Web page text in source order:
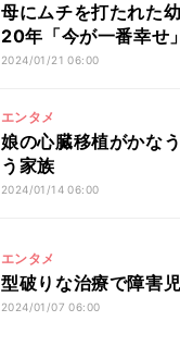
母にムチを打たれた
20年「今が一番幸せ」
2024/01/21 06:00
エンタメ
娘の心臓移植がかな
う家族
2024/01/14 06:00
エンタメ
型破りな治療で障害
2024/01/07 06:00